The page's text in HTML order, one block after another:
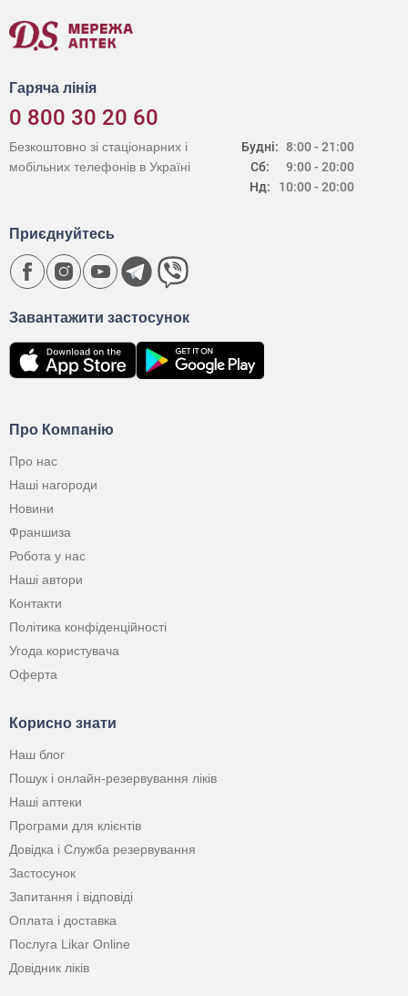
Гаряча лінія
0 800 30 20 60
Будні:
Сб:
Нд:
8:00 - 21:00
9:00 - 20:00
10:00 - 20:00
Безкоштовно зі стаціонарних і
мобільних телефонів в Україні
Про Компанію
Про нас
Наші нагороди
Новини
Франшиза
Робота у нас
Наші автори
Контакти
Політика конфіденційності
Угода користувача
Оферта
Корисно знати
Наш блог
Пошук і онлайн-резервування ліків
Наші аптеки
Програми для клієнтів
Довідка і Служба резервування
Застосунок
Запитання і відповіді
Оплата і доставка
Послуга Likar Online
Довідник ліків
Завантажити застосунок
Приєднуйтесь